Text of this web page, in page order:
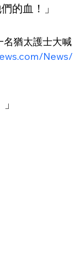
的血！」
猶太護士大喊
News/